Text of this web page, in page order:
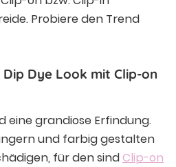
Probiere den Trend
Dye Look mit Clip-on
eine grandiose Erfindung.
und farbig gestalten
für den sindClip-on